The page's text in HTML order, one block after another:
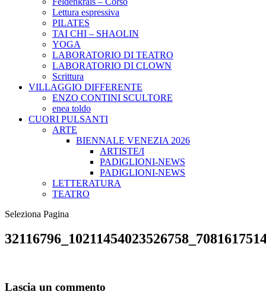
Lettura espressiva
PILATES
TAI CHI – SHAOLIN
YOGA
LABORATORIO DI TEATRO
LABORATORIO DI CLOWN
Scrittura
VILLAGGIO DIFFERENTE
ENZO CONTINI SCULTORE
enea toldo
CUORI PULSANTI
ARTE
BIENNALE VENEZIA 2026
ARTISTE/I
PADIGLIONI-NEWS
PADIGLIONI-NEWS
LETTERATURA
TEATRO
Seleziona Pagina
Lascia un commento